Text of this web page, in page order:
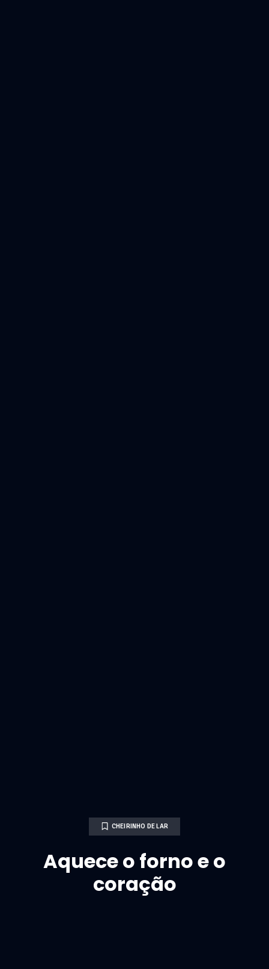
CHEIRINHO DE LAR
Aquece o forno e o
coração